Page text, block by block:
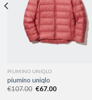
PIUMINO UNIQLO
piumino uniqlo
€107.00 €67.00